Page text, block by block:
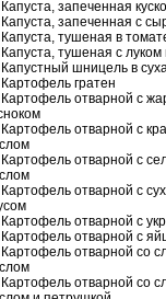
запеченная
запеченная с
тушеная в
тушеная с
шницель в
гратен
отварной с
отварной с
отварной с
отварной с
отварной с
отварной с
отварной со
отварной со